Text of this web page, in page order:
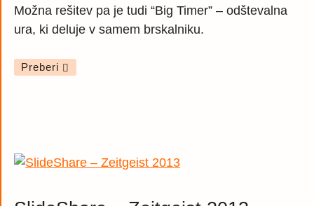
Možna rešitev pa je tudi “Big Timer” – odštevalna
ura, ki deluje v samem brskalniku.
Preberi